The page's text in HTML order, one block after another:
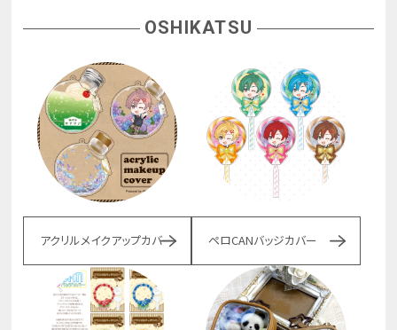
OSHIKATSU
アクリルメイクアップカバー ペロCANバッジカバー